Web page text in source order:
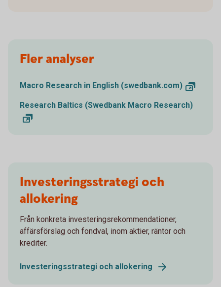
Fler analyser
Macro Research in English (swedbank.com)
Research Baltics (Swedbank Macro Research)
Investeringsstrategi och
allokering
Från konkreta investeringsrekommendationer,
affärsförslag och fondval, inom aktier, räntor och
krediter.
Investeringsstrategi och allokering